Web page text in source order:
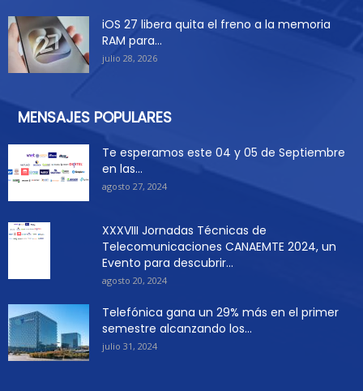
iOS 27 libera quita el freno a la memoria
RAM para...
julio 28, 2026
MENSAJES POPULARES
Te esperamos este 04 y 05 de Septiembre
en las...
agosto 27, 2024
XXXVIII Jornadas Técnicas de
Telecomunicaciones CANAEMTE 2024, un
Evento para descubrir...
agosto 20, 2024
Telefónica gana un 29% más en el primer
semestre alcanzando los...
julio 31, 2024